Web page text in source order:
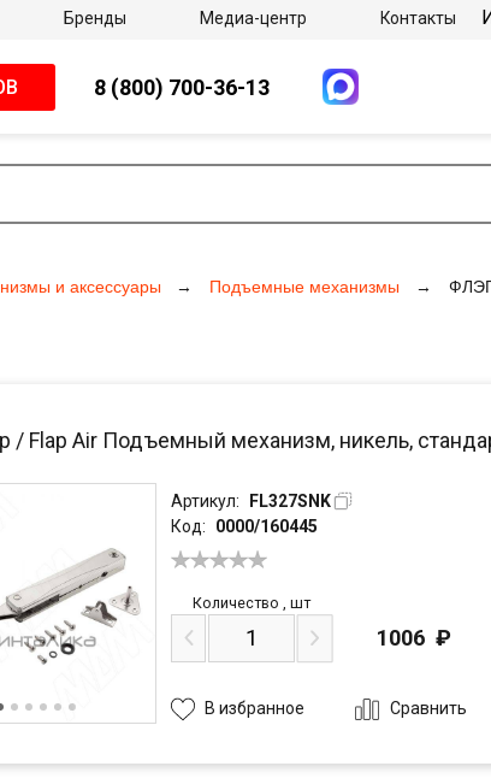
и аксессуары Подъемные механизмы
/ Flap Air Подъемный механизм, никель,
Артикул:
FL327SNK
Код:
0000/160445
Количество ,шт
1006 ₽
В избранное Сравнить
Бренды Медиа-центр Контакты
8 (800) 700-36-13